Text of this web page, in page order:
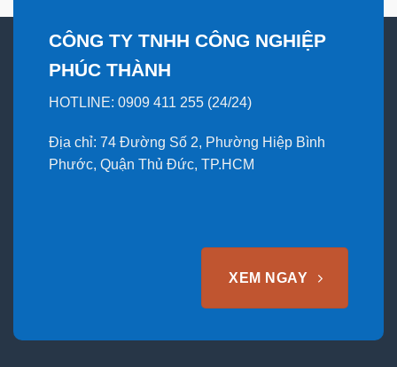
CÔNG TY TNHH CÔNG NGHIỆP
PHÚC THÀNH
HOTLINE: 0909 411 255 (24/24)
Địa chỉ: 74 Đường Số 2, Phường Hiệp Bình
Phước, Quận Thủ Đức, TP.HCM
XEM NGAY